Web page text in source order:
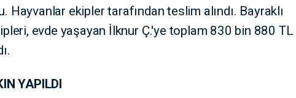
Hayvanlar ekipler tarafından teslim alındı. Bayraklı
evde yaşayan İlknur Ç.'ye toplam 830 bin 880 TL
YAPILDI